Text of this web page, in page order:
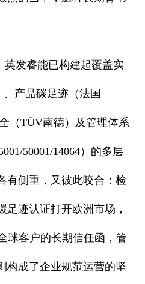
英发睿能已构建起覆盖实
产品碳足迹（法国
（TÜV南德）及管理体系
50001/14064）的多层
有侧重，又彼此咬合：检
足迹认证打开欧洲市场，
球客户的长期信任函，管
构成了企业规范运营的坚